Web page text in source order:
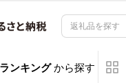
ンキング から探す